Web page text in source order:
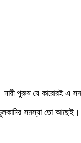
পুরুষ যে কারোরই এ
সমস্যা তো